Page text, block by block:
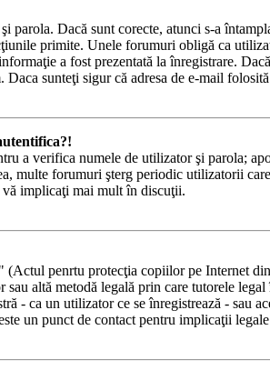
Dacă sunt corecte, atunci s-a
primite. Unele forumuri obligă ca
a fost prezentată la înregistrare.
sunteţi sigur că adresa de e-mail
a verifica numele de utilizator şi parola;
multe forumuri şterg periodic utilizatorii
vă implicaţi mai mult în discuţii.
penrtu protecţia copiilor pe Internet
altă metodă legală prin care tutorele
- ca un utilizator ce se înregistrează - sau
un punct de contact pentru implicaţii